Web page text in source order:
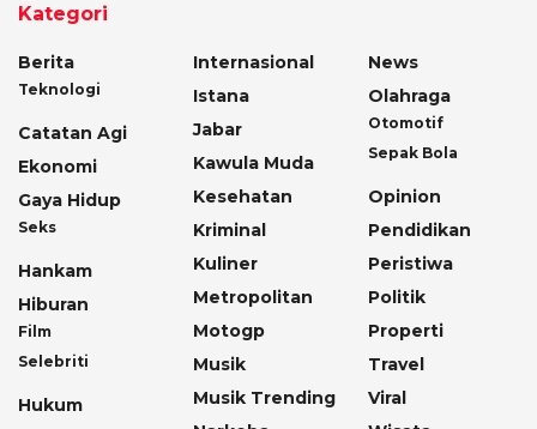
Kategori
Berita
Teknologi
Catatan Agi
Ekonomi
Gaya Hidup
Seks
Hankam
Hiburan
Film
Selebriti
Hukum
Internasional
Istana
Jabar
Kawula Muda
Kesehatan
Kriminal
Kuliner
Metropolitan
Motogp
Musik
Musik Trending
News
Olahraga
Otomotif
Sepak Bola
Opinion
Pendidikan
Peristiwa
Politik
Properti
Travel
Viral